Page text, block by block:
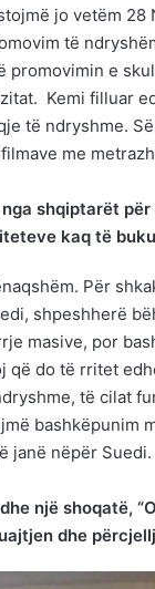
jo vetëm 28
të
promovimin e
Kemi filluar
të ndryshme.
me
shqiptarët për
kaq të
Për
shpeshherë
masive, por
që do të rritet
të cilat
bashkëpunim
janë nëpër Suedi.
një shoqatë,
dhe